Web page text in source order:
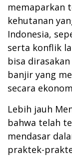
memaparkan
kehutanan
Indonesia,
serta konflik
bisa
banjir yang
secara
Lebih jauh
bahwa telah
mendasar
praktek-